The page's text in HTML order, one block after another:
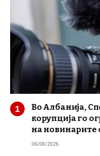
Во Албанија,
корупција го
на новинарите
06/08/2026